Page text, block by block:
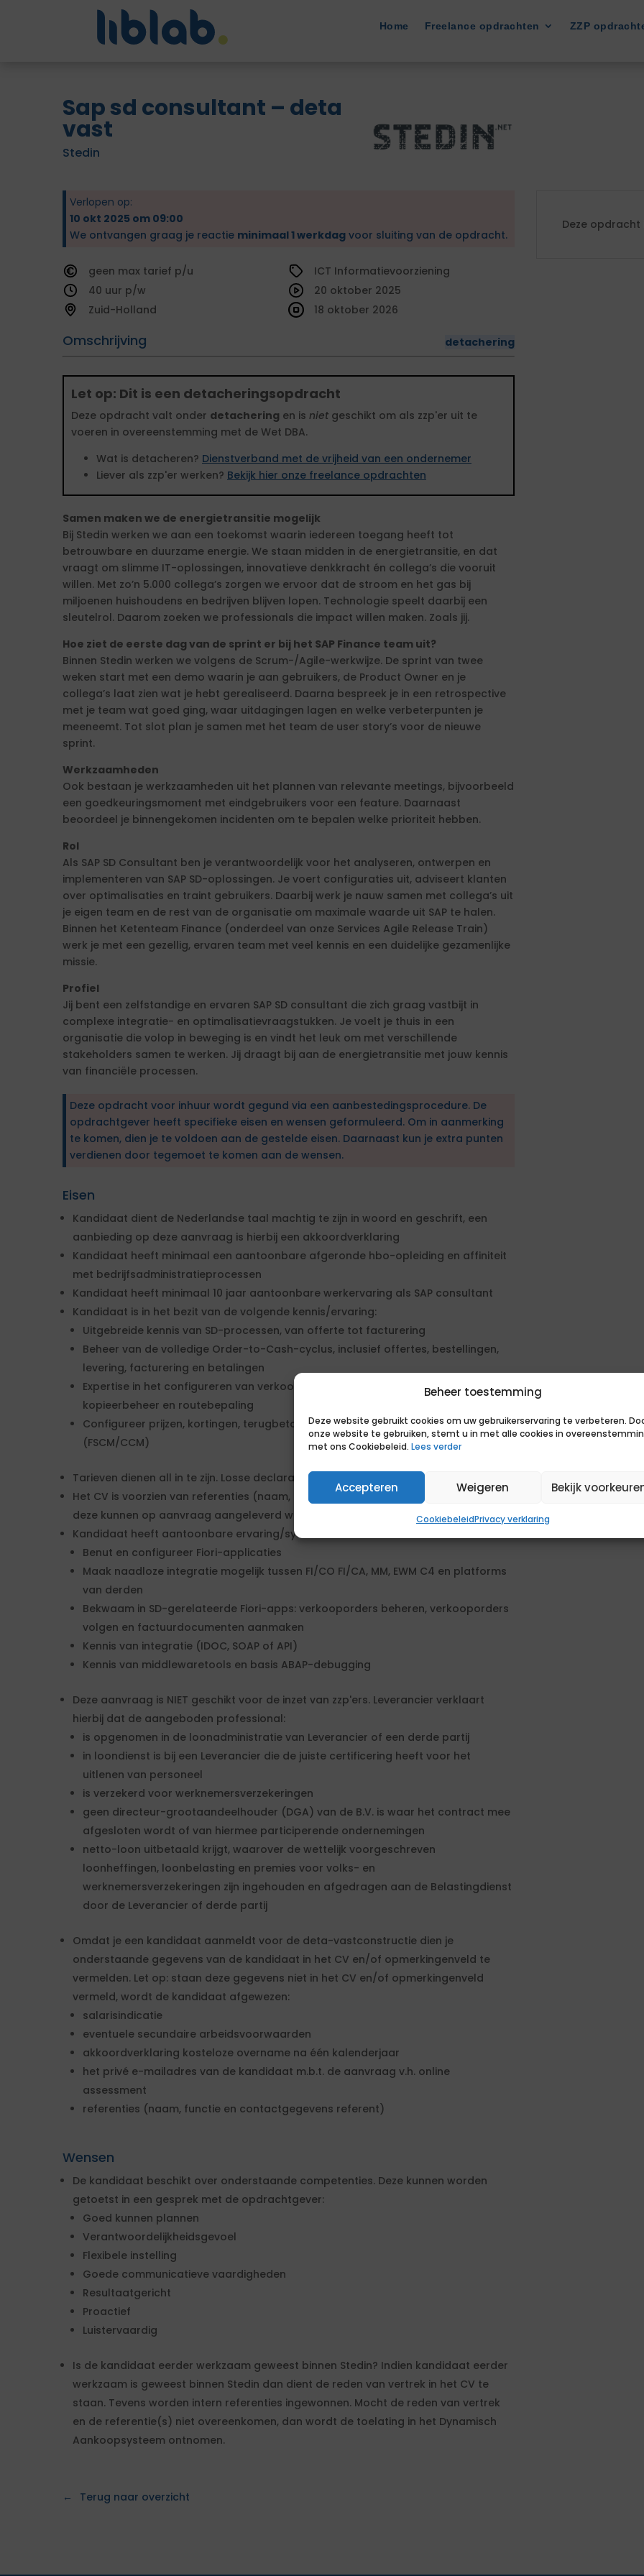
Beheer toestemming
Deze website gebruikt cookies om uw gebruikerservaring te verbeteren.
onze website te gebruiken, stemt u in met alle cookies in
met ons Cookiebeleid. Lees verder
Accepteren Weigeren Bekijk
CookiebeleidPrivacy verklaring
Home Freelance opdrachten ZZP
Sap sd consultant – deta
vast
Stedin
Verlopen op:
10 okt 2025 om 09:00
We ontvangen graag je reactie minimaal 1 werkdag voor sluiting van de opdracht.
geen
tarief
40
Zuid-Holland
ICT Informatievoorziening
Omschrijving detachering
20 oktober 2025
18 oktober 2026
Let op: Dit is een detacheringsopdracht
Deze opdracht valt onder detachering en is niet geschikt om als zzp'er uit te
voeren in overeenstemming met de Wet DBA.
Wat is detacheren? Dienstverband met de vrijheid van een ondernemer
Liever als zzp'er werken? Bekijk hier onze freelance opdrachten
Samen maken we de energietransitie mogelijk
Bij Stedin werken we aan een toekomst waarin iedereen toegang heeft tot
betrouwbare en duurzame energie. We staan midden in de energietransitie, en dat
vraagt om slimme IT-oplossingen, innovatieve denkkracht én collega’s die vooruit
willen. Met zo’n 5.000 collega’s zorgen we ervoor dat de stroom en het gas bij
miljoenen huishoudens en bedrijven blijven lopen. Technologie speelt daarbij een
sleutelrol. Daarom zoeken we professionals die impact willen maken. Zoals jij.
Hoe ziet de eerste dag van de sprint er bij het SAP Finance team uit?
Binnen Stedin werken we volgens de Scrum-/Agile-werkwijze. De sprint van twee
weken start met een demo waarin je aan gebruikers, de Product Owner en je
collega’s laat zien wat je hebt gerealiseerd. Daarna bespreek je in een retrospective
met je team wat goed ging, waar uitdagingen lagen en welke verbeterpunten je
meeneemt. Tot slot plan je samen met het team de user story’s voor de nieuwe
sprint.
Werkzaamheden
Ook bestaan je werkzaamheden uit het plannen van relevante meetings, bijvoorbeeld
een goedkeuringsmoment met eindgebruikers voor een feature. Daarnaast
beoordeel je binnengekomen incidenten om te bepalen welke prioriteit hebben.
Rol
Als SAP SD Consultant ben je verantwoordelijk voor het analyseren, ontwerpen en
implementeren van SAP SD-oplossingen. Je voert configuraties uit, adviseert klanten
over optimalisaties en traint gebruikers. Daarbij werk je nauw samen met collega’s uit
je eigen team en de rest van de organisatie om maximale waarde uit SAP te halen.
Binnen het Ketenteam Finance (onderdeel van onze Services Agile Release Train)
werk je met een gezellig, ervaren team met veel kennis en een duidelijke gezamenlijke
missie.
Profiel
Jij bent een zelfstandige en ervaren SAP SD consultant die zich graag vastbijt in
complexe integratie- en optimalisatievraagstukken. Je voelt je thuis in een
organisatie die volop in beweging is en vindt het leuk om met verschillende
stakeholders samen te werken. Jij draagt bij aan de energietransitie met jouw kennis
van financiële processen.
Deze opdracht voor inhuur wordt gegund via een aanbestedingsprocedure. De
opdrachtgever heeft specifieke eisen en wensen geformuleerd. Om in aanmerking
te komen, dien je te voldoen aan de gestelde eisen. Daarnaast kun je extra punten
verdienen door tegemoet te komen aan de wensen.
Eisen
Kandidaat dient de Nederlandse taal machtig te zijn in woord en geschrift, een
aanbieding op deze aanvraag is hierbij een akkoordverklaring
Kandidaat heeft minimaal een aantoonbare afgeronde hbo-opleiding en affiniteit
met bedrijfsadministratieprocessen
Kandidaat heeft minimaal 10 jaar aantoonbare werkervaring als SAP consultant
Kandidaat is in het bezit van de volgende kennis/ervaring:
Uitgebreide kennis van SD-processen, van offerte tot facturering
Beheer van de volledige Order-to-Cash-cyclus, inclusief offertes, bestellingen,
levering, facturering en betalingen
Expertise in het configureren van verkoopdocumenttypen, artikelcategorieën,
kopieerbeheer en routebepaling
Configureer prijzen, kortingen, terugbetalingen, belastingen en kredietbeheer
(FSCM/CCM)
Tarieven dienen all in te zijn. Losse declaraties zijn niet toegestaan
Het CV is voorzien van referenties (naam, functie en contactgegevens referent) of
deze kunnen op aanvraag aangeleverd worden.
Kandidaat heeft aantoonbare ervaring/systeemkennis van:
Benut en configureer Fiori-applicaties
Maak naadloze integratie mogelijk tussen FI/CO FI/CA, MM, EWM C4 en platforms
van derden
Bekwaam in SD-gerelateerde Fiori-apps: verkooporders beheren, verkooporders
volgen en factuurdocumenten aanmaken
Kennis van integratie (IDOC, SOAP of API)
Kennis van middlewaretools en basis ABAP-debugging
Deze aanvraag is NIET geschikt voor de inzet van zzp'ers. Leverancier verklaart
hierbij dat de aangeboden professional:
is opgenomen in de loonadministratie van Leverancier of een derde partij
in loondienst is bij een Leverancier die de juiste certificering heeft voor het
uitlenen van personeel
is verzekerd voor werknemersverzekeringen
geen directeur-grootaandeelhouder (DGA) van de B.V. is waar het contract mee
afgesloten wordt of van hiermee participerende ondernemingen
netto-loon uitbetaald krijgt, waarover de wettelijk voorgeschreven
loonheffingen, loonbelasting en premies voor volks- en
werknemersverzekeringen zijn ingehouden en afgedragen aan de Belastingdienst
door de Leverancier of derde partij
Omdat je een kandidaat aanmeldt voor de deta-vastconstructie dien je
onderstaande gegevens van de kandidaat in het CV en/of opmerkingenveld te
vermelden. Let op: staan deze gegevens niet in het CV en/of opmerkingenveld
vermeld, wordt de kandidaat afgewezen:
salarisindicatie
eventuele secundaire arbeidsvoorwaarden
akkoordverklaring kosteloze overname na één kalenderjaar
het privé e-mailadres van de kandidaat m.b.t. de aanvraag v.h. online
assessment
referenties (naam, functie en contactgegevens referent)
Wensen
De kandidaat beschikt over onderstaande competenties. Deze kunnen worden
getoetst in een gesprek met de opdrachtgever:
Goed kunnen plannen
Verantwoordelijkheidsgevoel
Flexibele instelling
Goede communicatieve vaardigheden
Resultaatgericht
Proactief
Luistervaardig
Is de kandidaat eerder werkzaam geweest binnen Stedin? Indien kandidaat eerder
werkzaam is geweest binnen Stedin dan dient de reden van vertrek in het CV te
staan. Tevens worden intern referenties ingewonnen. Mocht de reden van vertrek
en de referentie(s) niet overeenkomen, dan wordt de toelating in het Dynamisch
Aankoopsysteem ontnomen.
Deze opdracht
Terug naar overzicht